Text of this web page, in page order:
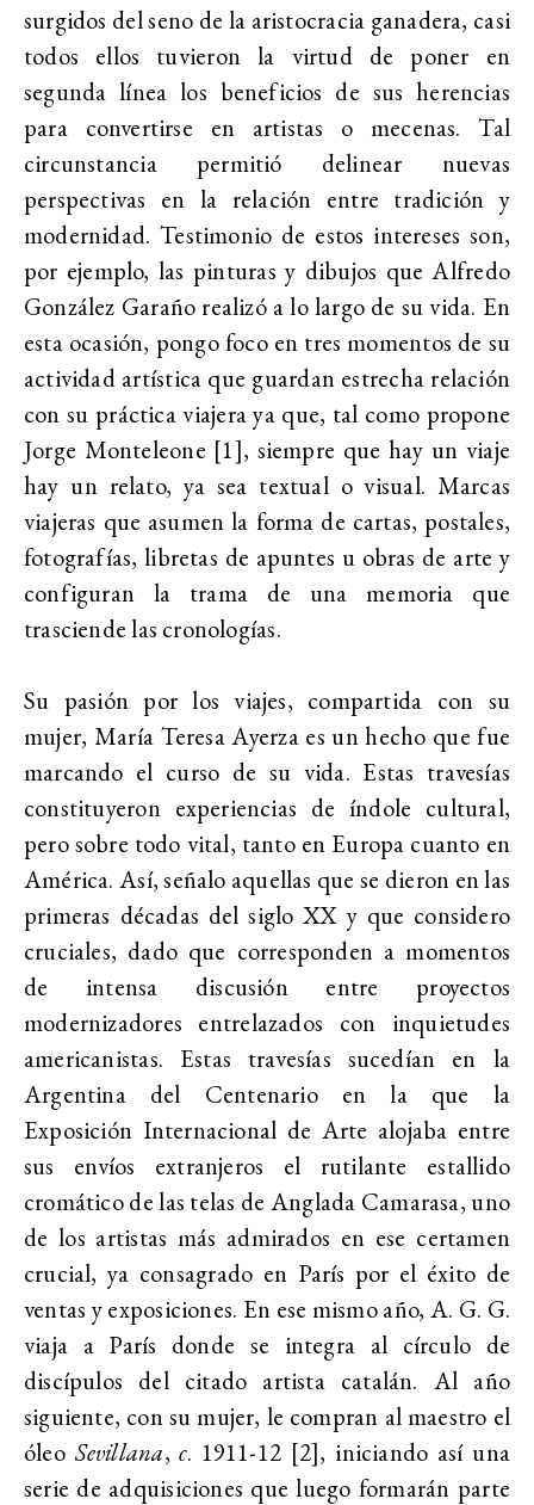
surgidos del seno de la aristocracia ganadera, casi
todos ellos tuvieron la virtud de poner en
segunda línea los beneficios de sus herencias
para convertirse en artistas o mecenas. Tal
circunstancia permitió delinear nuevas
perspectivas en la relación entre tradición y
modernidad. Testimonio de estos intereses son,
por ejemplo, las pinturas y dibujos que Alfredo
González Garaño realizó a lo largo de su vida. En
esta ocasión, pongo foco en tres momentos de su
actividad artística que guardan estrecha relación
con su práctica viajera ya que, tal como propone
Jorge Monteleone [1], siempre que hay un viaje
hay un relato, ya sea textual o visual. Marcas
viajeras que asumen la forma de cartas, postales,
fotografías, libretas de apuntes u obras de arte y
configuran la trama de una memoria que
trasciende las cronologías.
Su pasión por los viajes, compartida con su
mujer, María Teresa Ayerza es un hecho que fue
marcando el curso de su vida. Estas travesías
constituyeron experiencias de índole cultural,
pero sobre todo vital, tanto en Europa cuanto en
América. Así, señalo aquellas que se dieron en las
primeras décadas del siglo XX y que considero
cruciales, dado que corresponden a momentos
de intensa discusión entre proyectos
modernizadores entrelazados con inquietudes
americanistas. Estas travesías sucedían en la
Argentina del Centenario en la que la
Exposición Internacional de Arte alojaba entre
sus envíos extranjeros el rutilante estallido
cromático de las telas de Anglada Camarasa, uno
de los artistas más admirados en ese certamen
crucial, ya consagrado en París por el éxito de
ventas y exposiciones. En ese mismo año, A. G. G.
viaja a París donde se integra al círculo de
discípulos del citado artista catalán. Al año
siguiente, con su mujer, le compran al maestro el
óleoSevillana,c. 1911-12 [2], iniciando así una
serie de adquisiciones que luego formarán parte